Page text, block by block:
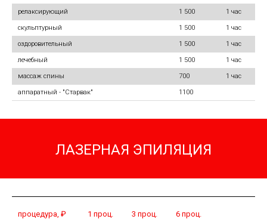
релаксирующий 1 500 1 час
скульптурный 1 500 1 час
оздоровительный 1 500 1 час
лечебный 1 500 1 час
массаж спины 700 1 час
аппаратный - "Старвак" 1100
ЛАЗЕРНАЯ ЭПИЛЯЦИЯ
процедура, ₽ 1 проц. 3 проц. 6 проц.